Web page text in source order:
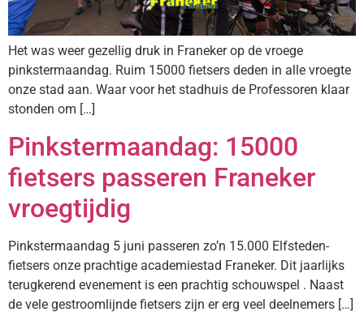
Het was weer gezellig druk in Franeker op de vroege
pinkstermaandag. Ruim 15000 fietsers deden in alle vroegte
onze stad aan. Waar voor het stadhuis de Professoren klaar
stonden om […]
Pinkstermaandag: 15000
fietsers passeren Franeker
vroegtijdig
Pinkstermaandag 5 juni passeren zo’n 15.000 Elfsteden-
fietsers onze prachtige academiestad Franeker. Dit jaarlijks
terugkerend evenement is een prachtig schouwspel . Naast
de vele gestroomlijnde fietsers zijn er erg veel deelnemers […]